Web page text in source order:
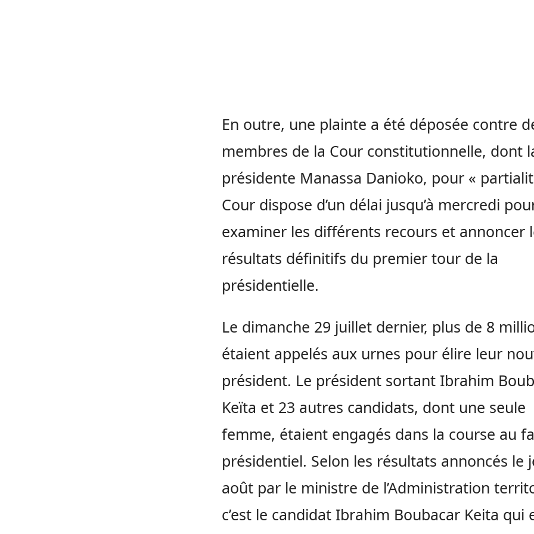
En outre, une plainte a été déposée contre
membres de la Cour constitutionnelle, dont
présidente Manassa Danioko, pour «
Cour dispose d’un délai jusqu’à mercredi
examiner les différents recours et annoncer
résultats définitifs du premier tour de la
présidentielle.
Le dimanche 29 juillet dernier, plus de 8
étaient appelés aux urnes pour élire leur
président. Le président sortant Ibrahim
Keïta et 23 autres candidats, dont une seule
femme, étaient engagés dans la course au
présidentiel. Selon les résultats annoncés le
août par le ministre de l’Administration
c’est le candidat Ibrahim Boubacar Keita qui